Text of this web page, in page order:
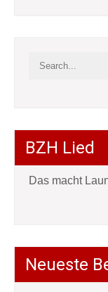
BZH Lied
Das macht
Neueste